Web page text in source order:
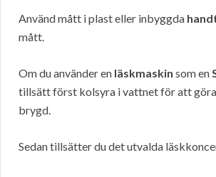
Använd mått i plast eller inbyggda
mått.
Om du använder en läskmaskin som en
tillsätt först kolsyra i vattnet för att
brygd.
Sedan tillsätter du det utvalda